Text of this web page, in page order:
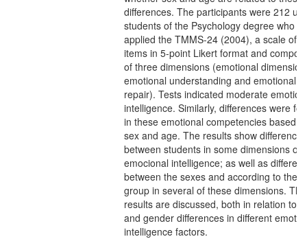
differences. The participants were 212
students of the Psychology degree who
applied the TMMS-24 (2004), a scale of
items in 5-point Likert format and
of three dimensions (emotional
emotional understanding and emotional
repair). Tests indicated moderate
intelligence. Similarly, differences were
in these emotional competencies based
sex and age. The results show differences
between students in some dimensions of
emocional intelligence; as well as
between the sexes and according to the
group in several of these dimensions.
results are discussed, both in relation to
and gender differences in different
intelligence factors.